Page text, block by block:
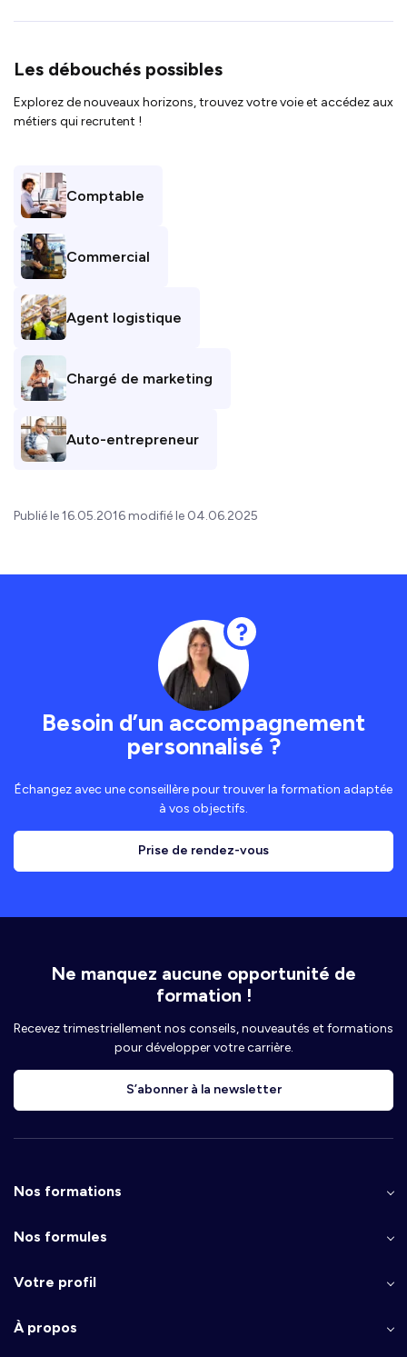
Les débouchés possibles
Explorez de nouveaux horizons, trouvez votre voie et accédez aux
métiers qui recrutent !
Comptable
Commercial
Agent logistique
Chargé de marketing
Auto-entrepreneur
Publié le 16.05.2016 modifié le 04.06.2025
Besoin d’un accompagnement
personnalisé ?
Échangez avec une conseillère pour trouver la formation adaptée
à vos objectifs.
Prise de rendez-vous
Ne manquez aucune opportunité de
formation !
Recevez trimestriellement nos conseils, nouveautés et formations
pour développer votre carrière.
S’abonner à la newsletter
Nos formations
Nos formules
Votre profil
À propos